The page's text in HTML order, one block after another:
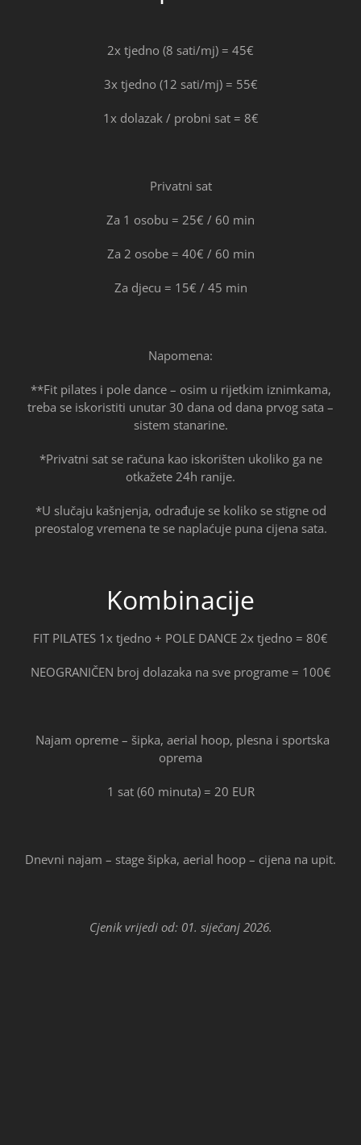
2x tjedno (8 sati/mj) = 45€
3x tjedno (12 sati/mj) = 55€
1x dolazak / probni sat = 8€
Privatni sat
Za 1 osobu = 25€ / 60 min
Za 2 osobe = 40€ / 60 min
Za djecu = 15€ / 45 min
Napomena:
**Fit pilates i pole dance – osim u rijetkim iznimkama,
treba se iskoristiti unutar 30 dana od dana prvog sata –
sistem stanarine.
*Privatni sat se računa kao iskorišten ukoliko ga ne
otkažete 24h ranije.
*U slučaju kašnjenja, odrađuje se koliko se stigne od
preostalog vremena te se naplaćuje puna cijena sata.
Kombinacije
FIT PILATES 1x tjedno + POLE DANCE 2x tjedno = 80€
NEOGRANIČEN broj dolazaka na sve programe = 100€
Najam opreme – šipka, aerial hoop, plesna i sportska
oprema
1 sat (60 minuta) = 20 EUR
Dnevni najam – stage šipka, aerial hoop – cijena na upit.
Cjenik vrijedi od: 01. siječanj 2026.